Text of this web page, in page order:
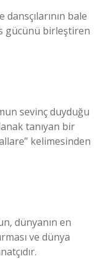
bale
gücünü birleştiren
sevinç duyduğu
tanıyan bir
kelimesinden
dünyanın en
ve dünya